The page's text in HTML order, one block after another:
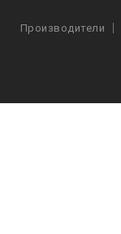
Производители